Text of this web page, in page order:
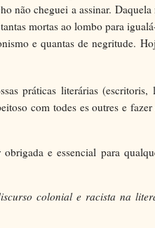
não cheguei a assinar.
mortas ao lombo para
e quantas de negritude.
práticas literárias
com todes es outres e
e essencial para
colonial e racista na